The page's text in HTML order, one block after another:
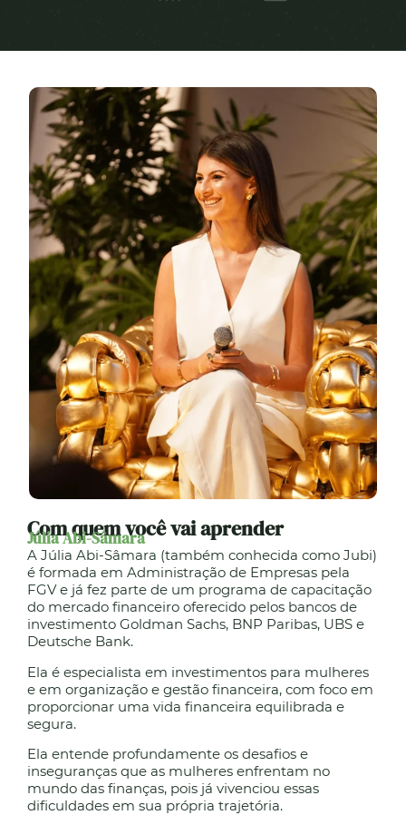
Com quem você vai aprender
Júlia Abi-Sâmara
A Júlia Abi-Sâmara (também conhecida como Jubi)
é formada em Administração de Empresas pela
FGV e já fez parte de um programa de capacitação
do mercado financeiro oferecido pelos bancos de
investimento Goldman Sachs, BNP Paribas, UBS e
Deutsche Bank.
Ela é especialista em investimentos para mulheres
e em organização e gestão financeira, com foco em
proporcionar uma vida financeira equilibrada e
segura.
Ela entende profundamente os desafios e
inseguranças que as mulheres enfrentam no
mundo das finanças, pois já vivenciou essas
dificuldades em sua própria trajetória.